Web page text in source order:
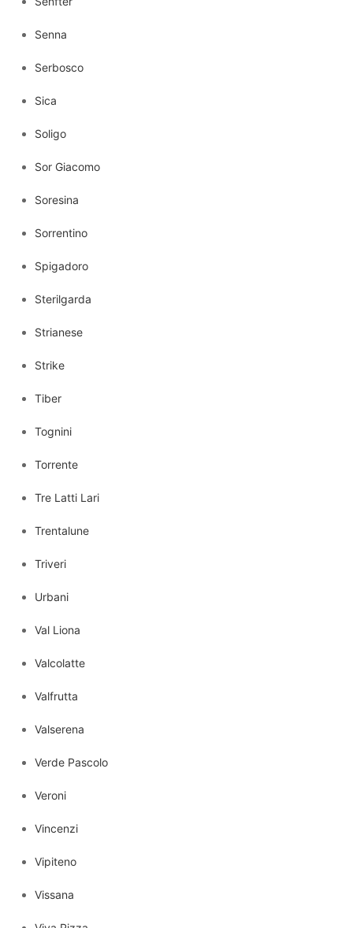
Senna
Serbosco
Sica
Soligo
Sor Giacomo
Soresina
Sorrentino
Spigadoro
Sterilgarda
Strianese
Strike
Tiber
Tognini
Torrente
Tre Latti Lari
Trentalune
Triveri
Urbani
Val Liona
Valcolatte
Valfrutta
Valserena
Verde Pascolo
Veroni
Vincenzi
Vipiteno
Vissana